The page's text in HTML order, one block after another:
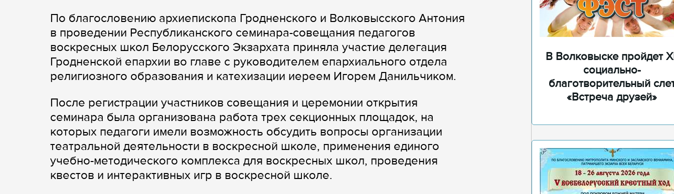
По благословению архиепископа Гродненского и Волковысского Антония
в проведении Республиканского семинара-совещания педагогов
воскресных школ Белорусского Экзархата приняла участие делегация
Гродненской епархии во главе с руководителем епархиального отдела
религиозного образования и катехизации иереем Игорем Данильчиком.
После регистрации участников совещания и церемонии открытия
семинара была организована работа трех секционных площадок, на
которых педагоги имели возможность обсудить вопросы организации
театральной деятельности в воскресной школе, применения единого
учебно-методического комплекса для воскресных школ, проведения
квестов и интерактивных игр в воскресной школе.
В Волковыске пройдет
социально-
благотворительный
«Встреча друзей»